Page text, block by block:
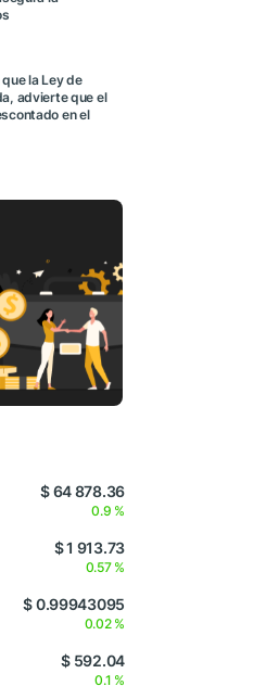
la Ley de
advierte que el
en el
$ 64 878.36
0.9 %
$ 1 913.73
0.57 %
$ 0.99943095
0.02 %
$ 592.04
0.1 %